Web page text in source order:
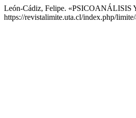
León-Cádiz, Felipe. «PSICOANÁLISIS
https://revistalimite.uta.cl/index.php/